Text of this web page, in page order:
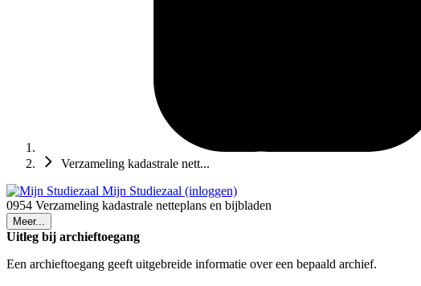
Verzameling kadastrale nett...
Mijn Studiezaal (inloggen)
0954 Verzameling kadastrale netteplans en bijbladen
Meer...
Uitleg bij archieftoegang
Een archieftoegang geeft uitgebreide informatie over een bepaald archief.